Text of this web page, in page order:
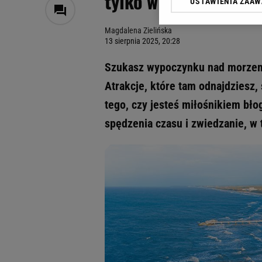
Magdalena Zielińska
13 sierpnia 2025, 20:28
Szukasz wypoczynku nad
Atrakcje, które tam odnajdziesz,
tego, czy jesteś miłośnikiem
spędzenia czasu i zwiedzanie,
Klikając „Akceptuję”
dotyczące plików
odnośnik „Ustawienia
My, nasi Zaufani
Użycie dokładnych
Przechowywanie
badnie odbiorców i